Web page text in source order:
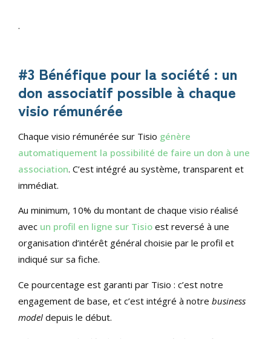
.
#3 Bénéfique pour la société : un
don associatif possible à chaque
visio rémunérée
Chaque visio rémunérée sur Tisio génère
automatiquement la possibilité de faire un don à une
association. C’est intégré au système, transparent et
immédiat.
Au minimum, 10% du montant de chaque visio réalisé
avec un profil en ligne sur Tisio est reversé à une
organisation d’intérêt général choisie par le profil et
indiqué sur sa fiche.
Ce pourcentage est garanti par Tisio : c’est notre
engagement de base, et c’est intégré à notre business
model depuis le début.